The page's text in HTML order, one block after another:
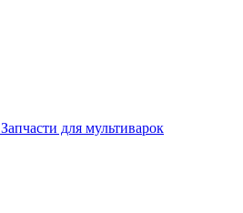
Запчасти для мультиварок